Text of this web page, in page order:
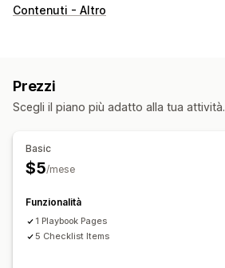
Tipi di notifiche
Personalizzazione
Programmazione
Contenuti - Altro
Prezzi
Scegli il piano più adatto alla tua attività.
Basic
$5/mese
Funzionalità
1 Playbook Pages
5 Checklist Items